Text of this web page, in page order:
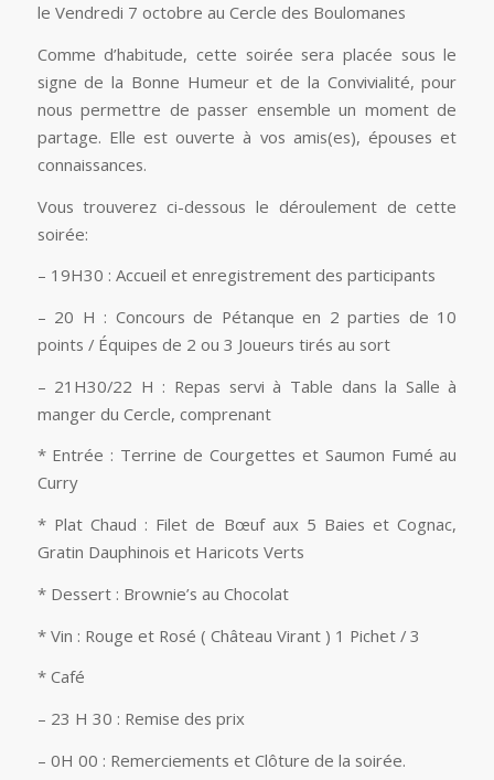
le Vendredi 7 octobre au Cercle des Boulomanes
Comme d’habitude, cette soirée sera placée sous le
signe de la Bonne Humeur et de la Convivialité, pour
nous permettre de passer ensemble un moment de
partage. Elle est ouverte à vos amis(es), épouses et
connaissances.
Vous trouverez ci-dessous le déroulement de cette
soirée:
– 19H30 : Accueil et enregistrement des participants
– 20 H : Concours de Pétanque en 2 parties de 10
points / Équipes de 2 ou 3 Joueurs tirés au sort
– 21H30/22 H : Repas servi à Table dans la Salle à
manger du Cercle, comprenant
* Entrée : Terrine de Courgettes et Saumon Fumé au
Curry
* Plat Chaud : Filet de Bœuf aux 5 Baies et Cognac,
Gratin Dauphinois et Haricots Verts
* Dessert : Brownie’s au Chocolat
* Vin : Rouge et Rosé ( Château Virant ) 1 Pichet / 3
* Café
– 23 H 30 : Remise des prix
– 0H 00 : Remerciements et Clôture de la soirée.